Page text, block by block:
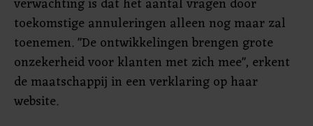
toekomstige annuleringen alleen nog maar zal
toenemen. "De ontwikkelingen brengen grote
onzekerheid voor klanten met zich mee", erkent
de maatschappij in een verklaring op haar
website.